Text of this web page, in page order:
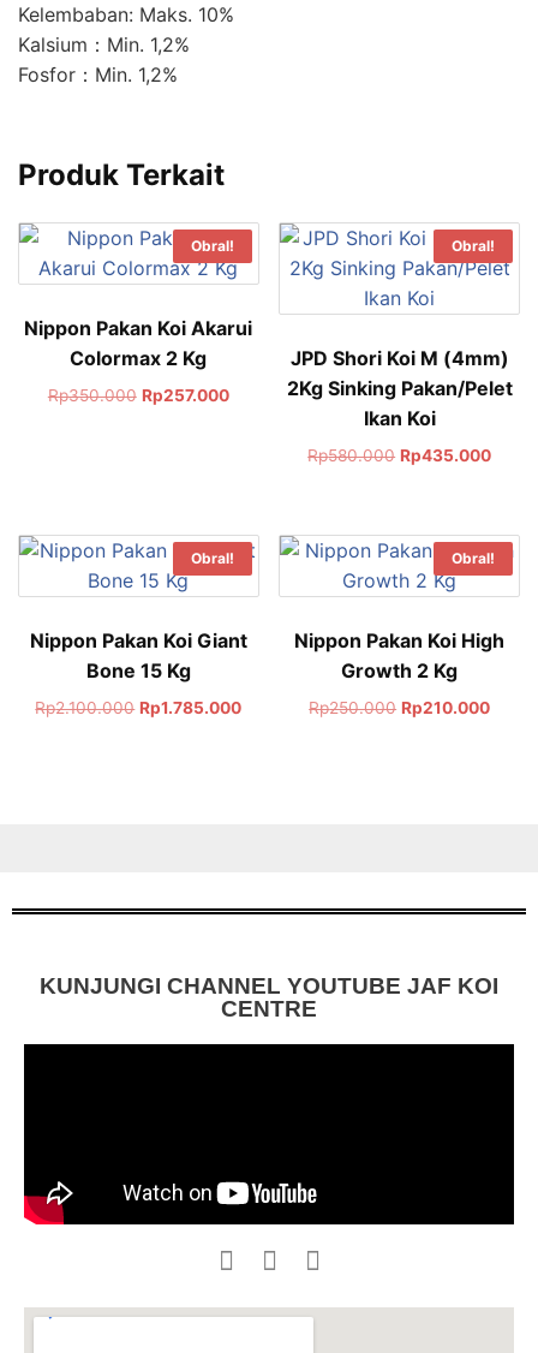
Kelembaban: Maks. 10%
Kalsium：Min. 1,2%
Fosfor：Min. 1,2%
Produk Terkait
Obral!
Nippon Pakan Koi Akarui
Colormax 2 Kg
Rp350.000 Rp257.000
Obral!
JPD Shori Koi M (4mm)
2Kg Sinking Pakan/Pelet
Ikan Koi
Rp580.000 Rp435.000
Obral!
Nippon Pakan Koi Giant
Bone 15 Kg
Rp2.100.000 Rp1.785.000
Obral!
Nippon Pakan Koi High
Growth 2 Kg
Rp250.000 Rp210.000
KUNJUNGI CHANNEL YOUTUBE JAF KOI
CENTRE